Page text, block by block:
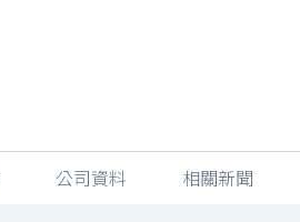
公司資料 相關新聞